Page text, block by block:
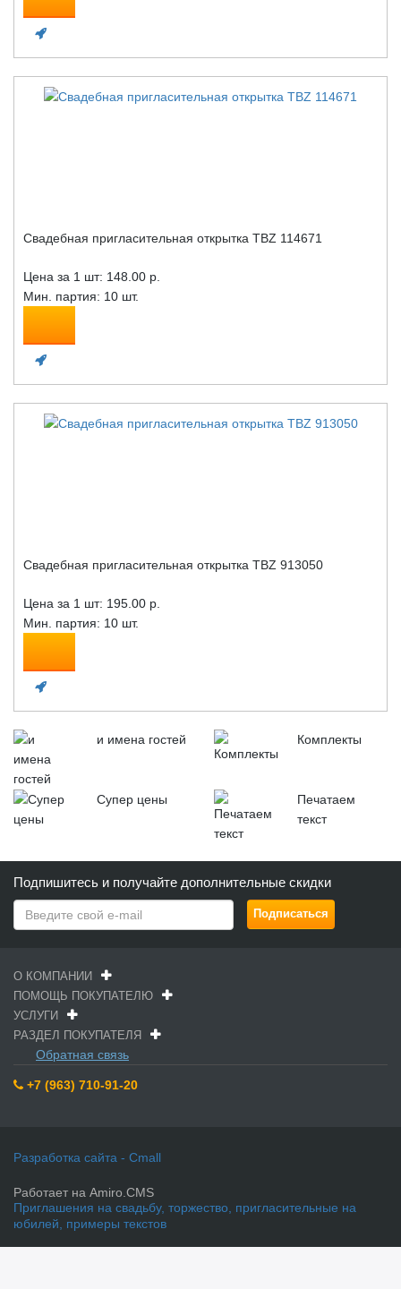
Свадебная пригласительная открытка TBZ 114671
Цена за 1 шт: 148.00 р.
Мин. партия: 10 шт.
Свадебная пригласительная открытка TBZ 913050
Цена за 1 шт: 195.00 р.
Мин. партия: 10 шт.
и имена гостей Комплекты
Супер цены
Печатаем
текст
Подпишитесь и получайте дополнительные скидки
О КОМПАНИИ
ПОМОЩЬ ПОКУПАТЕЛЮ
УСЛУГИ
РАЗДЕЛ ПОКУПАТЕЛЯ
Обратная связь
+7 (963) 710-91-20
Разработка сайта - Cmall
Работает на Amiro.CMS
Приглашения на свадьбу, торжество, пригласительные на
юбилей, примеры текстов